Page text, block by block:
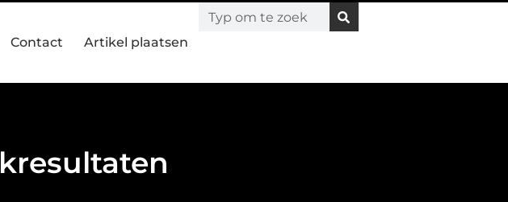
Contact Artikel plaatsen